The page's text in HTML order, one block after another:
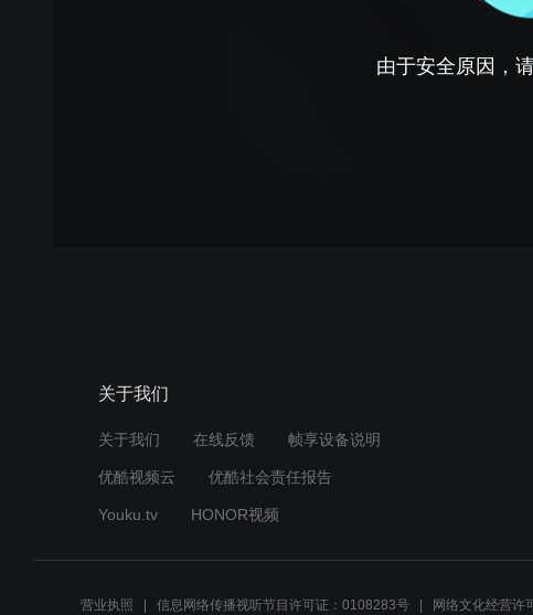
由于安全原因，
关于我们
关于我们 在线反馈 帧享设备说明
优酷视频云 优酷社会责任报告
Youku.tv HONOR视频
营业执照 信息网络传播视听节目许可证：0108283号 网络文化经营许